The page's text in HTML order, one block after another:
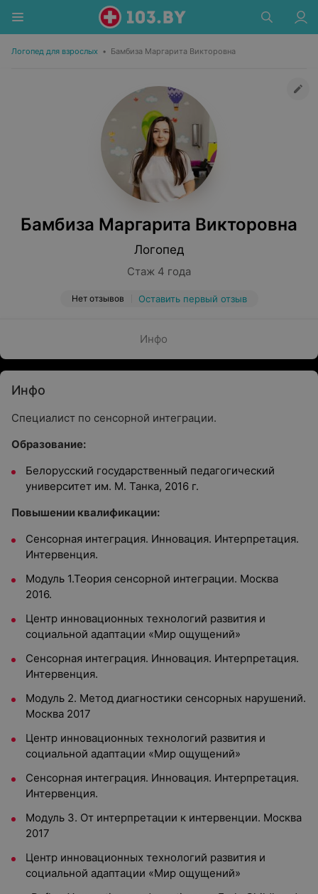
Логопед для взрослых • Бамбиза Маргарита Викторовна
Бамбиза Маргарита Викторовна
Логопед
Стаж 4 года
Нет отзывов Оставить первый отзыв
Инфо
Инфо
Специалист по сенсорной интеграции.
Образование:
Белорусский государственный педагогический
университет им. М. Танка, 2016 г.
Повышении квалификации:
Сенсорная интеграция. Инновация. Интерпретация.
Интервенция.
Модуль 1.Теория сенсорной интеграции. Москва
2016.
Центр инновационных технологий развития и
социальной адаптации «Мир ощущений»
Сенсорная интеграция. Инновация. Интерпретация.
Интервенция.
Модуль 2. Метод диагностики сенсорных нарушений.
Москва 2017
Центр инновационных технологий развития и
социальной адаптации «Мир ощущений»
Сенсорная интеграция. Инновация. Интерпретация.
Интервенция.
Модуль 3. От интерпретации к интервенции. Москва
2017
Центр инновационных технологий развития и
социальной адаптации «Мир ощущений»